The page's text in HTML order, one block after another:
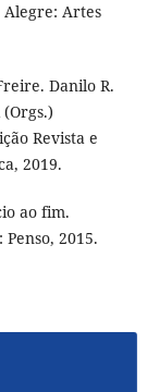
Alegre: Artes
Danilo R.
Revista e
2019.
ao fim.
2015.